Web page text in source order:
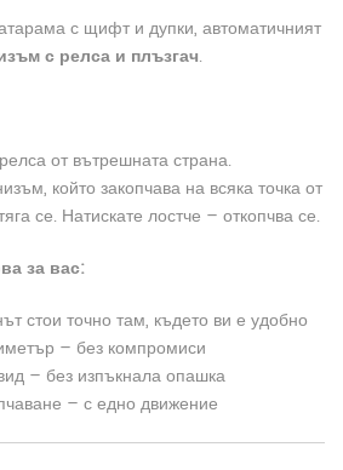
с щифт и дупки, автоматичният
с релса и плъзгач.
от вътрешната страна.
който закопчава на всяка точка от
се. Натискате лостче – откопчва се.
за вас:
стои точно там, където ви е удобно
– без компромиси
– без изпъкнала опашка
– с едно движение